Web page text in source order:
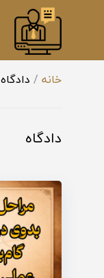
خانه دادگاه
دادگاه